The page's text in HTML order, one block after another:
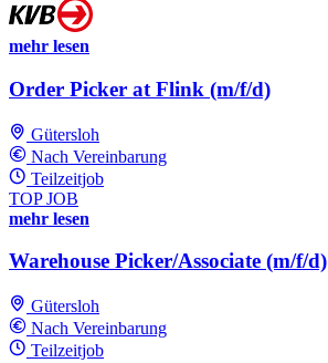
mehr lesen
Order Picker at Flink (m/f/d)
Gütersloh
Nach Vereinbarung
Teilzeitjob
TOP JOB
mehr lesen
Warehouse Picker/Associate (m/f/d)
Gütersloh
Nach Vereinbarung
Teilzeitjob